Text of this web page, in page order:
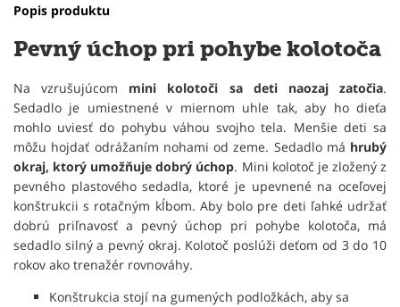
Popis produktu
Pevný úchop pri pohybe kolotoča
Na vzrušujúcom mini kolotoči sa deti naozaj zatočia.
Sedadlo je umiestnené v miernom uhle tak, aby ho dieťa
mohlo uviesť do pohybu váhou svojho tela. Menšie deti sa
môžu hojdať odrážaním nohami od zeme. Sedadlo má hrubý
okraj, ktorý umožňuje dobrý úchop. Mini kolotoč je zložený z
pevného plastového sedadla, ktoré je upevnené na oceľovej
konštrukcii s rotačným kĺbom. Aby bolo pre deti ľahké udržať
dobrú priľnavosť a pevný úchop pri pohybe kolotoča, má
sedadlo silný a pevný okraj. Kolotoč poslúži deťom od 3 do 10
rokov ako trenažér rovnováhy.
Konštrukcia stojí na gumených podložkách, aby sa